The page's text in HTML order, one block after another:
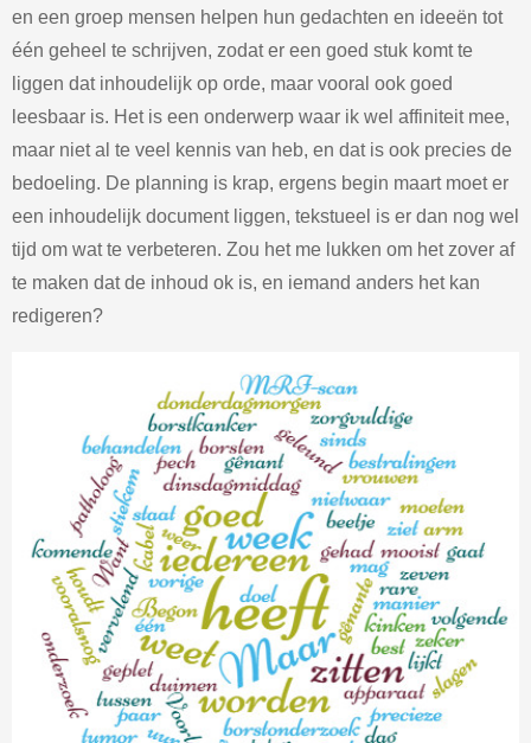
en een groep mensen helpen hun gedachten en ideeën tot
één geheel te schrijven, zodat er een goed stuk komt te
liggen dat inhoudelijk op orde, maar vooral ook goed
leesbaar is. Het is een onderwerp waar ik wel affiniteit mee,
maar niet al te veel kennis van heb, en dat is ook precies de
bedoeling. De planning is krap, ergens begin maart moet er
een inhoudelijk document liggen, tekstueel is er dan nog wel
tijd om wat te verbeteren. Zou het me lukken om het zover af
te maken dat de inhoud ok is, en iemand anders het kan
redigeren?